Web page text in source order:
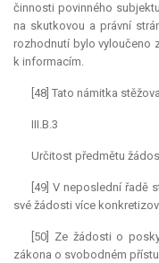
činnosti povinného
na skutkovou a právní
rozhodnutí bylo vyloučeno
k informacím.
[48] Tato námitka
III.B.3
Určitost předmětu
[49] V neposlední řadě
své žádosti více
[50] Ze žádosti o
zákona o svobodném